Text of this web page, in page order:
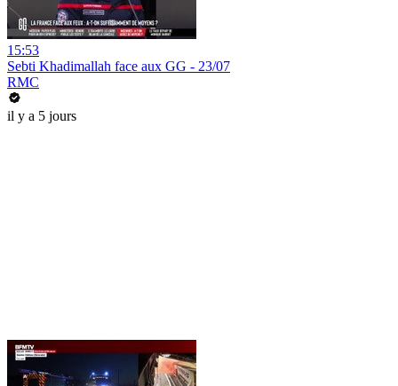
15:53
Sebti Khadimallah face aux GG - 23/07
RMC
il y a 5 jours